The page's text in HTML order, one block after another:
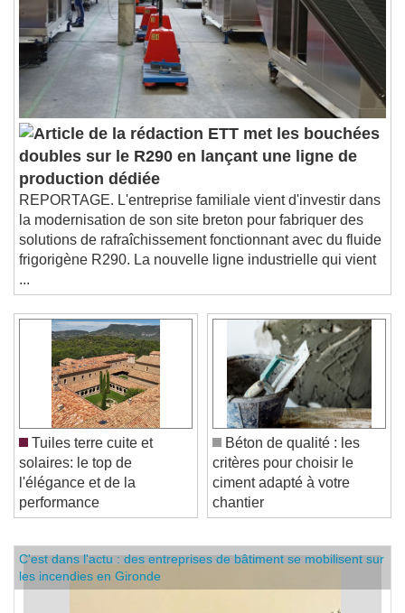
ETT met les bouchées
doubles sur le R290 en lançant une ligne de
production dédiée
REPORTAGE. L'entreprise familiale vient d'investir dans
la modernisation de son site breton pour fabriquer des
solutions de rafraîchissement fonctionnant avec du fluide
...
Tuiles terre cuite et
solaires: le top de
l'élégance et de la
performance
Béton de qualité : les
critères pour choisir le
ciment adapté à votre
chantier
C'est dans l'actu : des entreprises de bâtiment se mobilisent sur
les incendies en Gironde